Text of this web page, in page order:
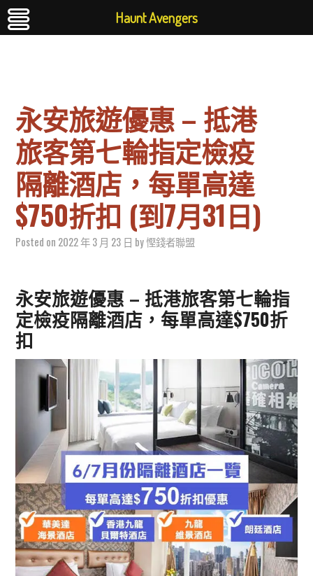
永安旅遊優惠 – 抵港
旅客第七輪指定檢疫
隔離酒店，每單高達
$750折扣 (到7月31日)
Posted on 2022 年 3 月 23 日 by慳錢者聯盟
永安旅遊優惠 – 抵港旅客第七輪指
定檢疫隔離酒店，每單高達$750折
扣
Haunt Avengers